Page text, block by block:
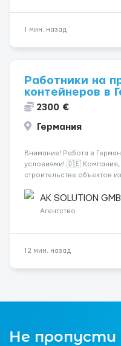
1 мин. назад
Работники на
контейнеров в
2300 €
Германия
Внимание! Работа в
условиями! 🇩🇪 Компания,
строительстве объектов
Монтажники ⚒ -
Маляры 🎨 - Садовни...
AK SOLUTION
Агентство
12 мин. назад
Не пропусти